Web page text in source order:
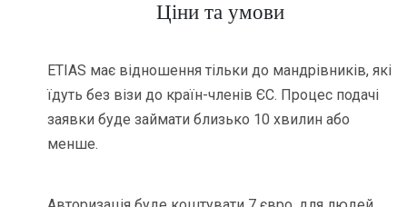
Ціни та умови
ETIAS має відношення тільки до мандрівників, які
їдуть без візи до країн-членів ЄС. Процес подачі
заявки буде займати близько 10 хвилин або
менше.